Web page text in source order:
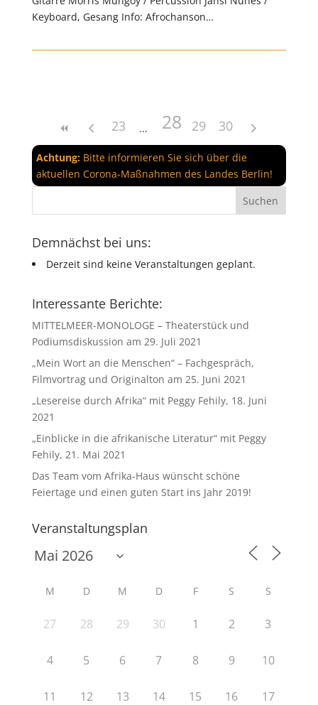
Keyboard, Gesang Info: Afrochanson…
23 28 29 30
Achtung:Bitte informieren Sie sich über die
aktuellen Corona-Maßnahmen des Landes Berlin!
Demnächst bei uns:
Derzeit sind keine Veranstaltungen geplant.
Interessante Berichte:
MITTELMEER-MONOLOGE – Theaterstück und
Podiumsdiskussion am 29. Juli 2021
„Mein Wort an die Menschen“ – Fachgespräch,
Filmvortrag und Originalton am 25. Juni 2021
„Lesereise durch Afrika“ mit Peggy Fehily, 18. Juni
2021
„Einblicke in die afrikanische Literatur“ mit Peggy
Fehily, 21. Mai 2021
Das Team vom Afrika-Haus wünscht schöne
Feiertage und einen guten Start ins Jahr 2019!
Veranstaltungsplan
M D M D F S S
27 28 29 30 1 2 3
4 5 6 7 8 9 10
11 12 13 14 15 16 17